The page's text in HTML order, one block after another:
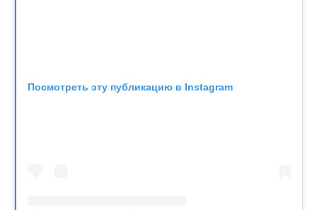
Посмотреть эту публикацию в Instagram